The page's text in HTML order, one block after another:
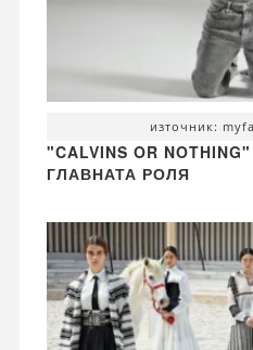
източник:
"CALVINS OR
ГЛАВНАТА РОЛЯ